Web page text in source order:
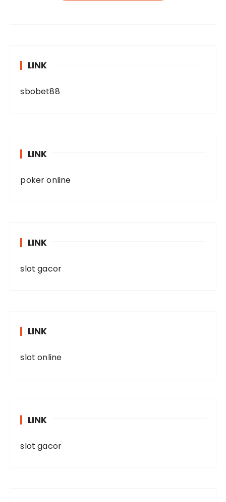
LINK
sbobet88
LINK
poker online
LINK
slot gacor
LINK
slot online
LINK
slot gacor